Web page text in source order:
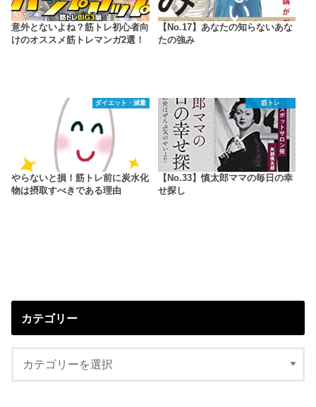
意外とないよね？筋トレ初心者向
けのオススメ筋トレマンガ2選！
【No.17】あなたの知らないあな
たの強み
ダイエット・減量
やらないと損！筋トレ前に炭水化
物は摂取すべきである理由
筋トレ
【No.33】慎太郎ママの毎日の幸
せ探し
カテゴリー